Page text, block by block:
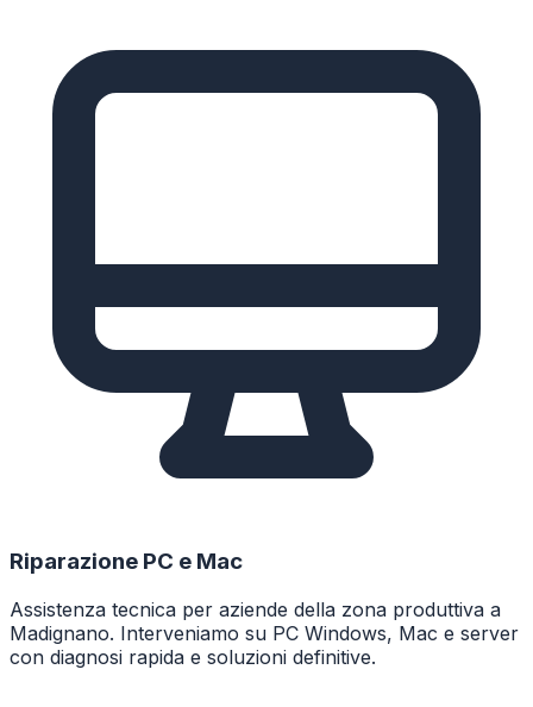
Riparazione PC e Mac
Assistenza tecnica per aziende della zona produttiva a
Madignano. Interveniamo su PC Windows, Mac e server
con diagnosi rapida e soluzioni definitive.